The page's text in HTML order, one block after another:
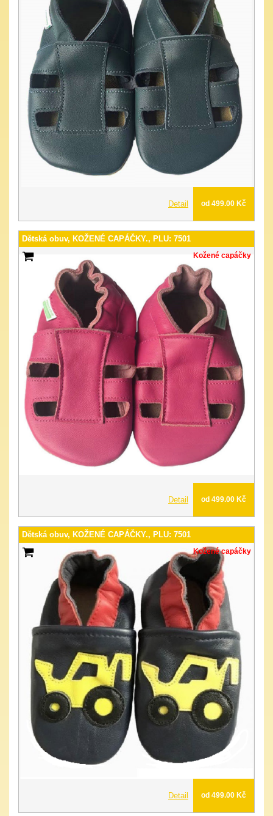
Detail od 499.00 Kč
Dětská obuv, KOŽENÉ CAPÁČKY., PLU: 7501
Kožené capáčky
Detail od 499.00 Kč
Dětská obuv, KOŽENÉ CAPÁČKY., PLU: 7501
Kožené capáčky
Detail od 499.00 Kč